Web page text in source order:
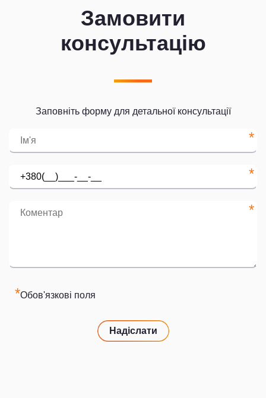
Замовити
консультацію
Заповніть форму для детальної консультації
*
*
*
*Обов'язкові поля
Надіслати